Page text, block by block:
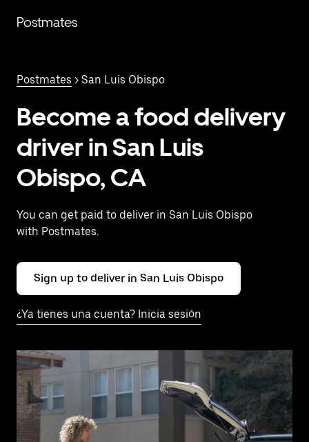
contenido
Postmates
Postmates > San Luis Obispo
Become a food delivery
driver in San Luis
Obispo, CA
You can get paid to deliver in San Luis Obispo
with Postmates.
Sign up to deliver in San Luis Obispo
¿Ya tienes una cuenta? Inicia sesión